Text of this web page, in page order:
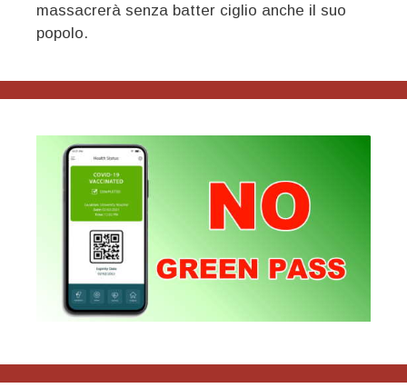
massacrerà senza batter ciglio anche il suo
popolo.